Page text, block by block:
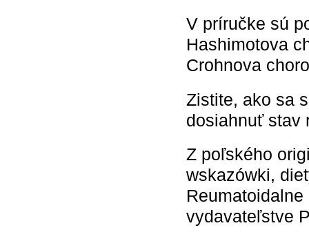
V príručke sú
Hashimotova
Crohnova
Zistite, ako sa
dosiahnuť stav
Z poľského
wskazówki,
vydavateľstve